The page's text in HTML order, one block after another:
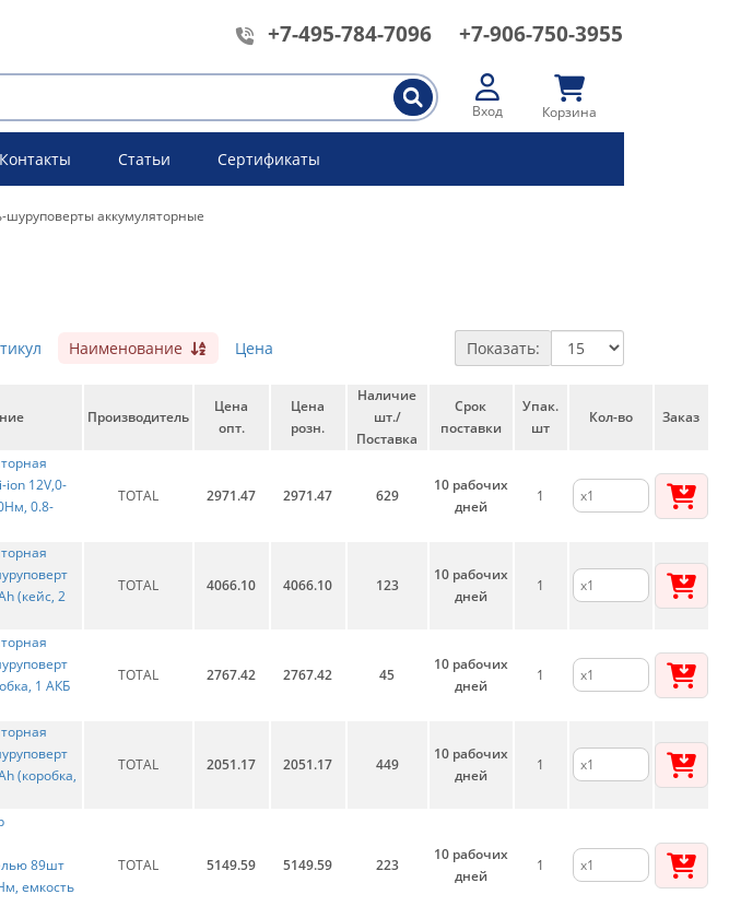
+7-495-784-7096 +7-906-750-3955
Вход Корзина
Контакты Статьи Сертификаты
шуруповерты аккумуляторные
Наименование Цена Показать:
Производитель
Цена
опт.
Цена
розн.
Наличие
шт./
Поставка
Срок
поставки
Упак.
шт
Кол-во Заказ
ion 12V,0-
0.8-
TOTAL 2971.47 2971.47 629
10 рабочих
дней
1
(кейс, 2
TOTAL 4066.10 4066.10 123
10 рабочих
дней
1
1 АКБ
TOTAL 2767.42 2767.42 45
10 рабочих
дней
1
(коробка,
TOTAL 2051.17 2051.17 449
10 рабочих
дней
1
89шт
емкость
TOTAL 5149.59 5149.59 223
10 рабочих
дней
1